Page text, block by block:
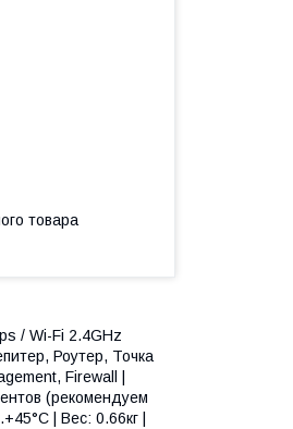
товара
/ Wi-Fi 2.4GHz
Роутер, Точка
Firewall |
(рекомендуем
| Вес: 0.66кг |